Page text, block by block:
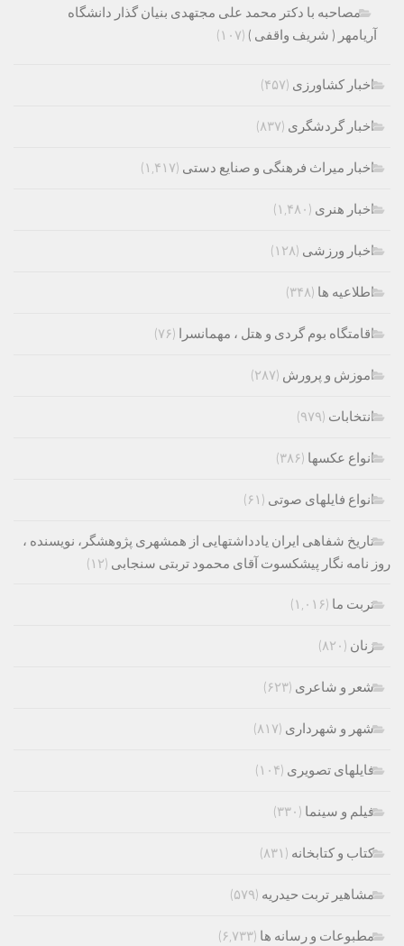
مصاحبه با دکتر محمد علی مجتهدی بنیان گذار دانشگاه
آریامهر ( شریف واقفی ) (۱۰۷)
اخبار کشاورزی (۴۵۷)
اخبار گردشگری (۸۳۷)
اخبار میراث فرهنگی و صنایع دستی (۱,۴۱۷)
اخبار هنری (۱,۴۸۰)
اخبار ورزشی (۱۲۸)
اطلاعیه ها (۳۴۸)
اقامتگاه بوم گردی و هتل ، مهمانسرا (۷۶)
اموزش و پرورش (۲۸۷)
انتخابات (۹۷۹)
انواع عکسها (۳۸۶)
انواع فایلهای صوتی (۶۱)
تاریخ شفاهی ایران یادداشتهایی از همشهری پژوهشگر، نویسنده ،
روز نامه نگار پیشکسوت آقای محمود تربتی سنجابی (۱۲)
تربت ما (۱,۰۱۶)
زنان (۸۲۰)
شعر و شاعری (۶۲۳)
شهر و شهرداری (۸۱۷)
فایلهای تصویری (۱۰۴)
فیلم و سینما (۳۳۰)
کتاب و کتابخانه (۸۳۱)
مشاهیر تربت حیدریه (۵۷۹)
مطبوعات و رسانه ها (۶,۷۳۳)